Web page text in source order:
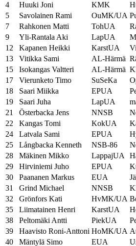
4
Huuki Joni KMK
5
Savolainen Rami OuMK/UA
7
Rahkonen Matti TohUA
9
Yli-Rantala Aki LapUA
12
Kapanen Heikki KarstUA
13
Vitikka Sami AL-Härmä
15
Isokangas Valtteri AL-Härmä
17
Vierunketo Timo SuSeKa
18
Saari Miikka EPUA
19
Saari Juha LapUA
21
Österbacka Jens NNSB
22
Kangas Tomi KokUA
24
Latvala Sami EPUA
25
Långbacka Kenneth NSB-86
28
Mäkinen Mikko LappajUA
29
Hirviniemi Juho EPUA
30
Paananen Markus EUA
31
Grind Michael NNSB
32
Grönfors Kati HvMK/UA
35
Liimatainen Henri KarstUA
38
Peltomäki Antti PiekUA
39
Haavisto Roni-Anttoni HoMK/UA
40
Mäntylä Simo EUA